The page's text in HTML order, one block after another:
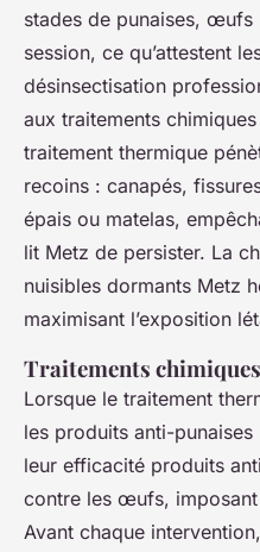
stades de punaises, œufs
session, ce qu’attestent
désinsectisation
aux traitements
traitement thermique
recoins : canapés,
épais ou matelas,
lit Metz de persister. La
nuisibles dormants Metz
maximisant l’exposition
Traitements
Lorsque le traitement
les produits anti-
leur efficacité produits
contre les œufs,
Avant chaque